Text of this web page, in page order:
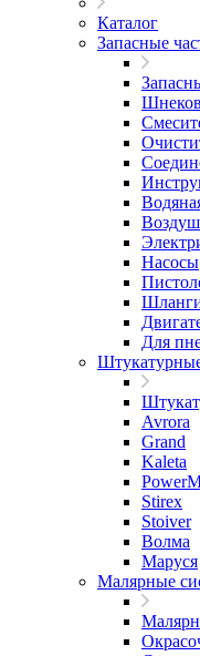
Каталог
Запасные
Насосы
Для
Avrora
Grand
Kaleta
Stirex
Stoiver
Волма
Маруся
Малярные